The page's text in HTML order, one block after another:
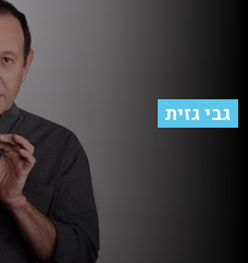
גבי גזית